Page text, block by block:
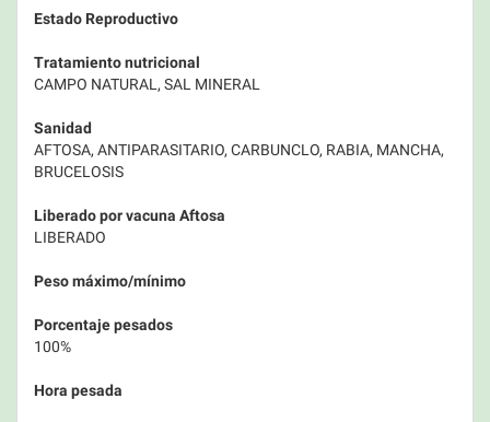
Estado Reproductivo
Tratamiento nutricional
CAMPO NATURAL, SAL MINERAL
Sanidad
AFTOSA, ANTIPARASITARIO, CARBUNCLO, RABIA, MANCHA,
BRUCELOSIS
Liberado por vacuna Aftosa
LIBERADO
Peso máximo/mínimo
Porcentaje pesados
100%
Hora pesada